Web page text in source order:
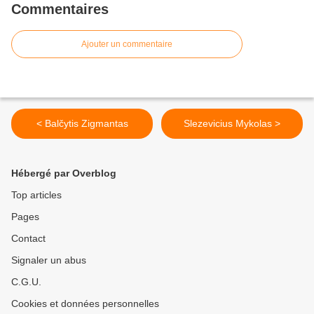
Commentaires
Ajouter un commentaire
< Balčytis Zigmantas Slezevicius Mykolas >
Hébergé par Overblog
Top articles
Pages
Contact
Signaler un abus
C.G.U.
Cookies et données personnelles